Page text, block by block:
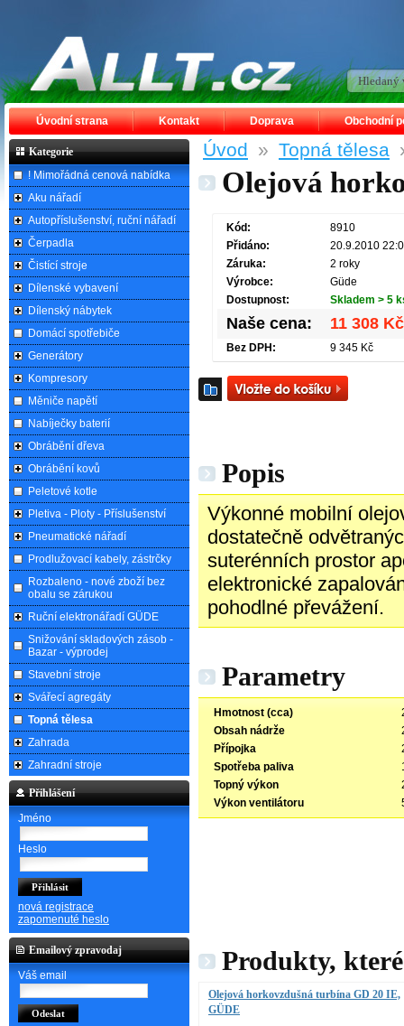
Úvod » Topná tělesa
Olejová
Kód:
8910
Přidáno:
20.9.2010
Záruka:
2 roky
Výrobce:
Güde
Dostupnost:
Skladem > 5
Naše cena: 11 308 Kč
Bez DPH: 9 345 Kč
Popis
Výkonné mobilní
dostatečně
suterénních prostor
elektronické
pohodlné převážení.
Parametry
Hmotnost (cca)
Obsah nádrže
Přípojka
Spotřeba paliva
Topný výkon
Výkon ventilátoru
Produkty,
Olejová horkovzdušná turbína GD 20 IE,
GÜDE
Úvodní strana Kontakt Doprava Obchodní
Kategorie
! Mimořádná cenová nabídka
Aku nářadí
Autopříslušenství, ruční nářadí
Čerpadla
Čistící stroje
Dílenské vybavení
Dílenský nábytek
Domácí spotřebiče
Generátory
Kompresory
Měniče napětí
Nabíječky baterií
Obrábění dřeva
Obrábění kovů
Peletové kotle
Pletiva - Ploty - Příslušenství
Pneumatické nářadí
Prodlužovací kabely, zástrčky
Rozbaleno - nové zboží bez
obalu se zárukou
Ruční elektronářadí GÜDE
Snižování skladových zásob -
Bazar - výprodej
Stavební stroje
Svářecí agregáty
Topná tělesa
Zahrada
Zahradní stroje
Přihlášení
Jméno
Heslo
nová registrace
zapomenuté heslo
Emailový zpravodaj
Váš email